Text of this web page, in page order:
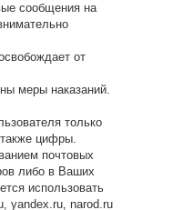
сообщения на
от
меры наказаний.
только
цифры.
почтовых
либо в Ваших
использовать
yandex.ru, narod.ru